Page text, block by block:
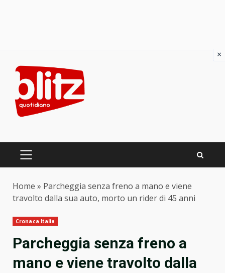
content
PRIMARY
Home » Parcheggia senza freno a mano e viene
travolto dalla sua auto, morto un rider di 45 anni
Cronaca Italia
Parcheggia senza freno a
mano e viene travolto dalla
×